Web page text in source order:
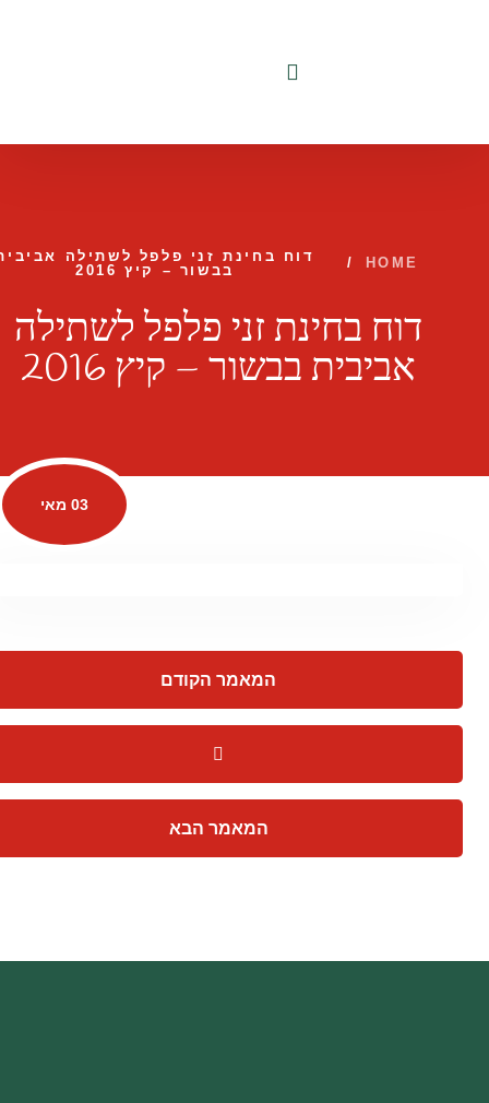
HOME
/
דוח בחינת זני פלפל לשתילה
בבשור – קיץ 2016
דוח בחינת זני פלפל לשתילה
אביבית בבשור – קיץ 2016
03 מאי
המאמר הקודם
המאמר הבא